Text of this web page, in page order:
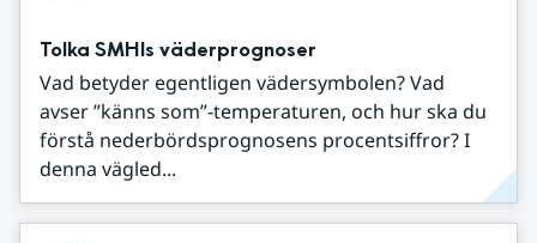
Tolka SMHIs väderprognoser
Vad betyder egentligen vädersymbolen? Vad
avser ”känns som”-temperaturen, och hur ska du
förstå nederbördsprognosens procentsiffror? I
denna vägled...